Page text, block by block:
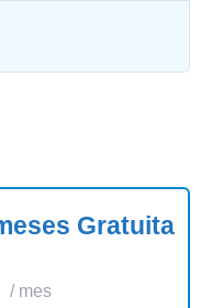
Gratuita
/ mes